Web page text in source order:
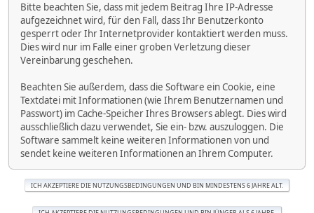
Bitte beachten Sie, dass mit jedem Beitrag Ihre IP-Adresse
aufgezeichnet wird, für den Fall, dass Ihr Benutzerkonto
gesperrt oder Ihr Internetprovider kontaktiert werden muss.
Dies wird nur im Falle einer groben Verletzung dieser
Vereinbarung geschehen.
Beachten Sie außerdem, dass die Software ein Cookie, eine
Textdatei mit Informationen (wie Ihrem Benutzernamen und
Passwort) im Cache-Speicher Ihres Browsers ablegt. Dies wird
ausschließlich dazu verwendet, Sie ein- bzw. auszuloggen. Die
Software sammelt keine weiteren Informationen von und
sendet keine weiteren Informationen an Ihrem Computer.